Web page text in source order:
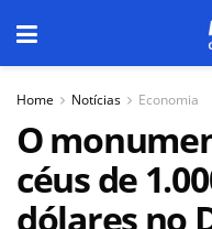
Home Notícias Economia
O
céus de
dólares no